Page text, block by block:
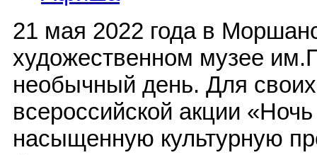
21 мая 2022 года в
художественном музее
необычный день. Для
всероссийской акции
насыщенную культурную